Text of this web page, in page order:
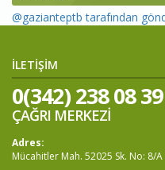
@gazianteptb tarafından
İLETİŞİM
0(342) 238 08 39
ÇAĞRI MERKEZİ
Adres:
Mücahitler Mah. 52025 Sk. No: 8/